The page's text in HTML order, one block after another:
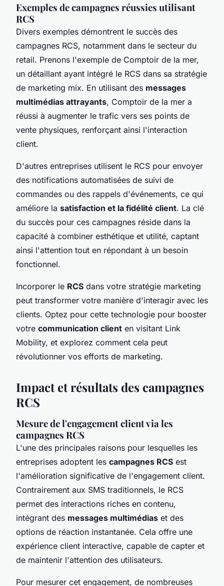
Exemples de campagnes réussies utilisant
RCS
Divers exemples démontrent le succès des
campagnes RCS, notamment dans le secteur du
retail. Prenons l'exemple de Comptoir de la mer,
un détaillant ayant intégré le RCS dans sa stratégie
de marketing mix. En utilisant des messages
multimédias attrayants, Comptoir de la mer a
réussi à augmenter le trafic vers ses points de
vente physiques, renforçant ainsi l'interaction
client.
D'autres entreprises utilisent le RCS pour envoyer
des notifications automatisées de suivi de
commandes ou des rappels d'événements, ce qui
améliore la satisfaction et la fidélité client. La clé
du succès pour ces campagnes réside dans la
capacité à combiner esthétique et utilité, captant
ainsi l'attention tout en répondant à un besoin
fonctionnel.
Incorporer le RCS dans votre stratégie marketing
peut transformer votre manière d'interagir avec les
clients. Optez pour cette technologie pour booster
votre communication client en visitant Link
Mobility, et explorez comment cela peut
révolutionner vos efforts de marketing.
Impact et résultats des campagnes
RCS
Mesure de l'engagement client via les
campagnes RCS
L'une des principales raisons pour lesquelles les
entreprises adoptent les campagnes RCS est
l'amélioration significative de l'engagement client.
Contrairement aux SMS traditionnels, le RCS
permet des interactions riches en contenu,
intégrant des messages multimédias et des
options de réaction instantanée. Cela offre une
expérience client interactive, capable de capter et
de maintenir l'attention des utilisateurs.
Pour mesurer cet engagement, de nombreuses